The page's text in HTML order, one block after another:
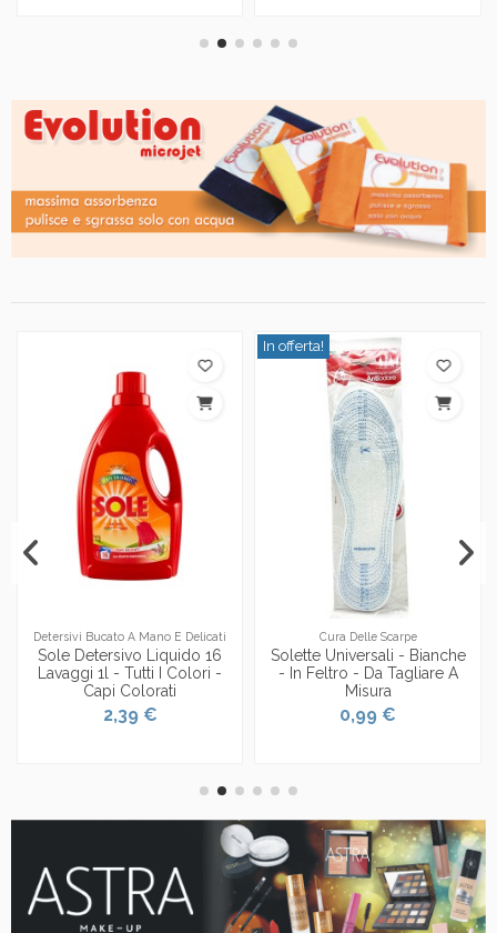
Detersivi Bucato A Mano E Delicati
Sole Detersivo Liquido 16
Lavaggi 1l - Tutti I Colori -
Capi Colorati
2,39 €
In offerta!
Cura Delle Scarpe
Solette Universali - Bianche
- In Feltro - Da Tagliare A
Misura
0,99 €